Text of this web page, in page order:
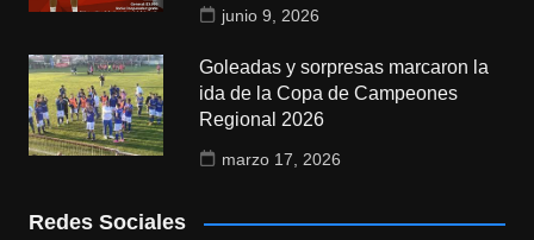
junio 9, 2026
Goleadas y sorpresas marcaron la
ida de la Copa de Campeones
Regional 2026
marzo 17, 2026
Redes Sociales